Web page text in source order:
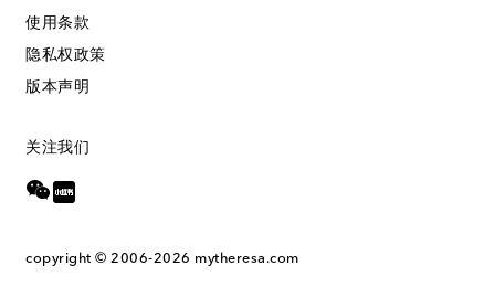
使用条款
隐私权政策
版本声明
关注我们
copyright © 2006-2026 mytheresa.com